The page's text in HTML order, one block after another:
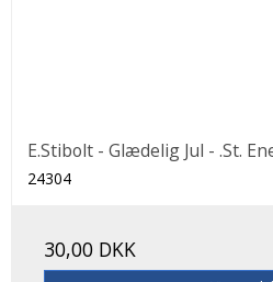
E.Stibolt - Glædelig Jul - .St.
24304
30,00 DKK